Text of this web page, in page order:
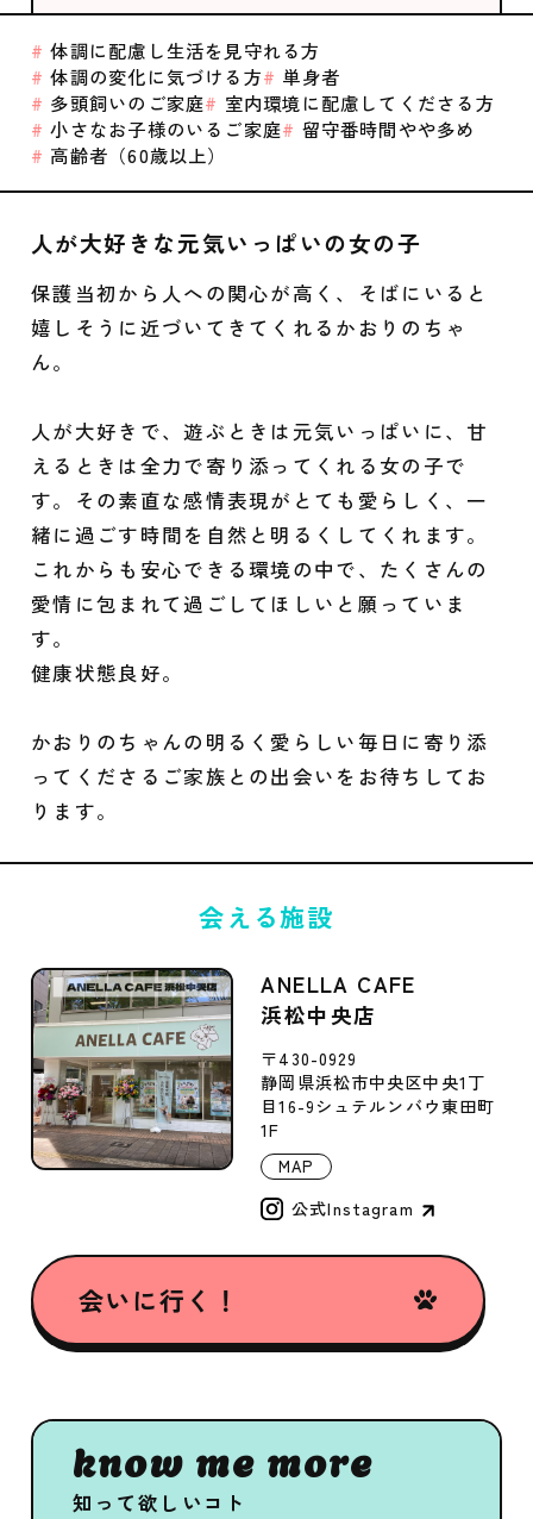
体調に配慮し生活を見守れる方
体調の変化に気づける方
単身者
多頭飼いのご家庭
室内環境に配慮してくださる方
小さなお子様のいるご家庭
留守番時間やや多め
高齢者（60歳以上）
人が大好きな元気いっぱいの女の子
保護当初から人への関心が高く、そばにいると
嬉しそうに近づいてきてくれるかおりのちゃ
ん。
人が大好きで、遊ぶときは元気いっぱいに、甘
えるときは全力で寄り添ってくれる女の子で
す。その素直な感情表現がとても愛らしく、一
緒に過ごす時間を自然と明るくしてくれます。
これからも安心できる環境の中で、たくさんの
愛情に包まれて過ごしてほしいと願っていま
す。
健康状態良好。
かおりのちゃんの明るく愛らしい毎日に寄り添
ってくださるご家族との出会いをお待ちしてお
ります。
会える施設
ANELLA CAFE
浜松中央店
〒430-0929
静岡県浜松市中央区中央1丁
目16-9シュテルンバウ東田町
1F
MAP
公式Instagram
会いに行く！
know me more
知って欲しいコト